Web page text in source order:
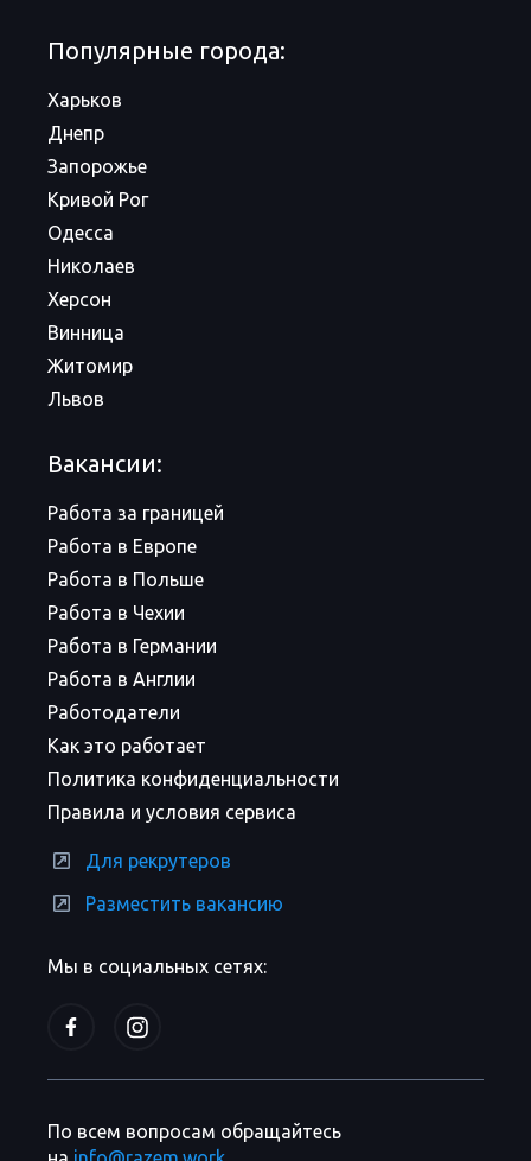
Мы в социальных сетях:
Популярные города:
Харьков
Днепр
Запорожье
Кривой Рог
Одесса
Николаев
Херсон
Винница
Житомир
Львов
Вакансии:
Работа за границей
Работа в Европе
Работа в Польше
Работа в Чехии
Работа в Германии
Работа в Англии
Работодатели
Как это работает
Политика конфиденциальности
Правила и условия сервиса
Для рекрутеров
Разместить вакансию
По всем вопросам обращайтесь